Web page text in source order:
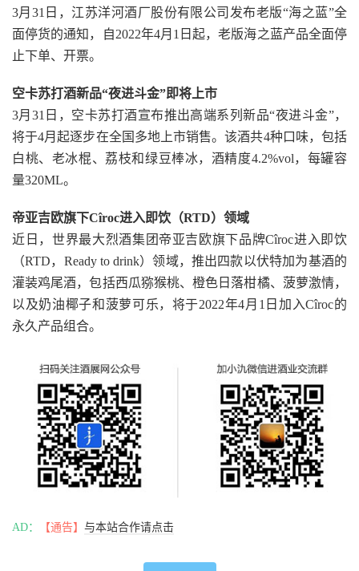
3月31日，江苏洋河酒厂股份有限公司发布老版“海之蓝”全
面停货的通知，自2022年4月1日起，老版海之蓝产品全面停
止下单、开票。
空卡苏打酒新品“夜进斗金”即将上市
3月31日，空卡苏打酒宣布推出高端系列新品“夜进斗金”，
将于4月起逐步在全国多地上市销售。该酒共4种口味，包括
白桃、老冰棍、荔枝和绿豆棒冰，酒精度4.2%vol，每罐容
量320ML。
帝亚吉欧旗下Cîroc进入即饮（RTD）领域
近日，世界最大烈酒集团帝亚吉欧旗下品牌Cîroc进入即饮
（RTD，Ready to drink）领域，推出四款以伏特加为基酒的
灌装鸡尾酒，包括西瓜猕猴桃、橙色日落柑橘、菠萝激情，
以及奶油椰子和菠萝可乐，将于2022年4月1日加入Cîroc的
永久产品组合。
AD： 【通告】 与本站合作请点击